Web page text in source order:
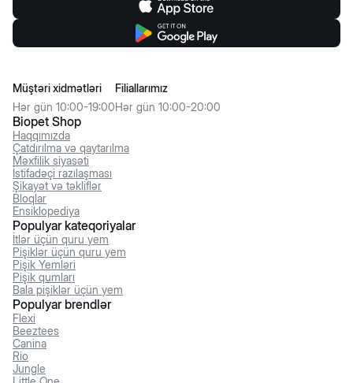
Biopet Shop
Haqqımızda
Çatdırılma və qaytarılma
Məxfilik siyasəti
İstifadəçi razılaşması
Şikayət və təkliflər
Bloqlar
Ensiklopediya
Müştəri xidmətləri
Hər gün 10:00-19:00
Filiallarımız
Hər gün 10:00-20:00
Populyar kateqoriyalar
İtlər üçün quru yem
Pişiklər üçün quru yem
Pişik Yemləri
Pişik qumları
Bala pişiklər üçün yem
Populyar brendlər
Flexi
Beeztees
Canina
Rio
Jungle